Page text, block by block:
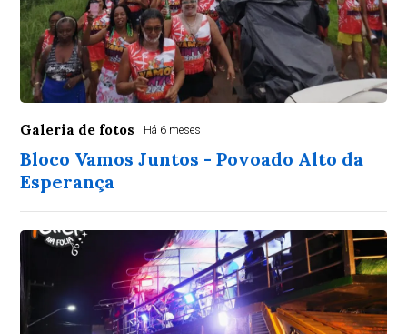
Galeria de fotos Há 6 meses
Bloco Vamos Juntos - Povoado Alto da
Esperança